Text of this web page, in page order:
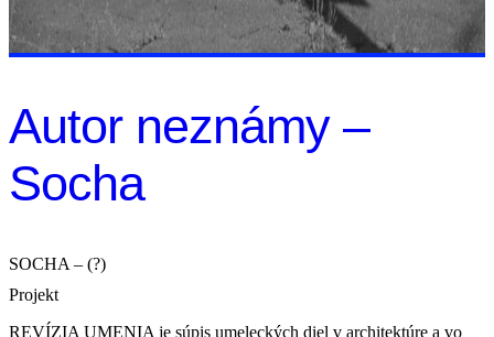
Autor neznámy –
Socha
SOCHA – (?)
Projekt
REVÍZIA UMENIA je súpis umeleckých diel v architektúre a vo